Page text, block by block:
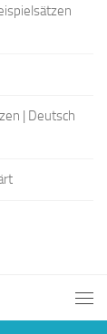
| Deutsch